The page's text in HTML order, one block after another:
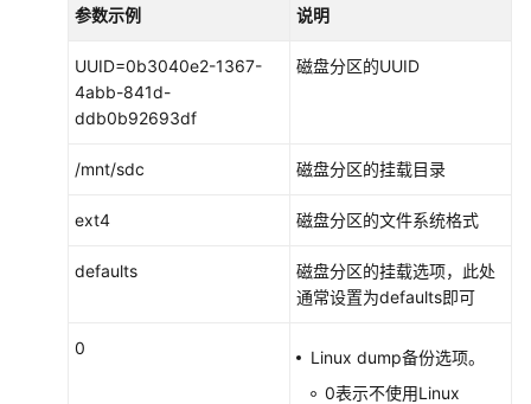
参数示例 说明
UUID=0b3040e2-1367-
4abb-841d-
ddb0b92693df
磁盘分区的UUID
/mnt/sdc 磁盘分区的挂载目录
ext4 磁盘分区的文件系统格式
defaults
磁盘分区的挂载选项，此处
通常设置为defaults即可
0
Linux dump备份选项。
0表示不使用Linux